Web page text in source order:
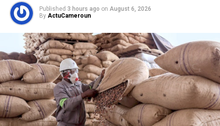
Published 3 hours ago on August 6, 2026
By ActuCameroun